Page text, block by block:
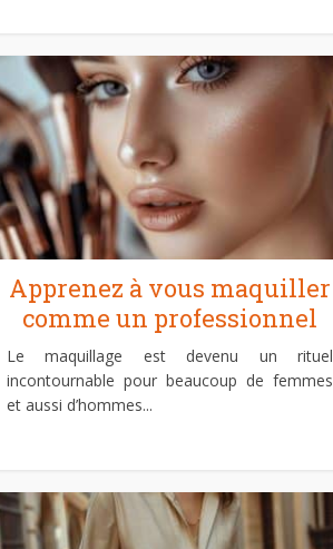
Apprenez à vous maquiller
comme un professionnel
Le maquillage est devenu un rituel
incontournable pour beaucoup de femmes
et aussi d’hommes...